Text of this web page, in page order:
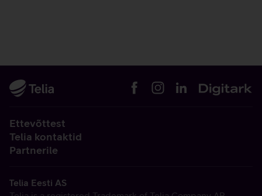
Ettevõttest
Telia kontaktid
Partnerile
Telia Eesti AS